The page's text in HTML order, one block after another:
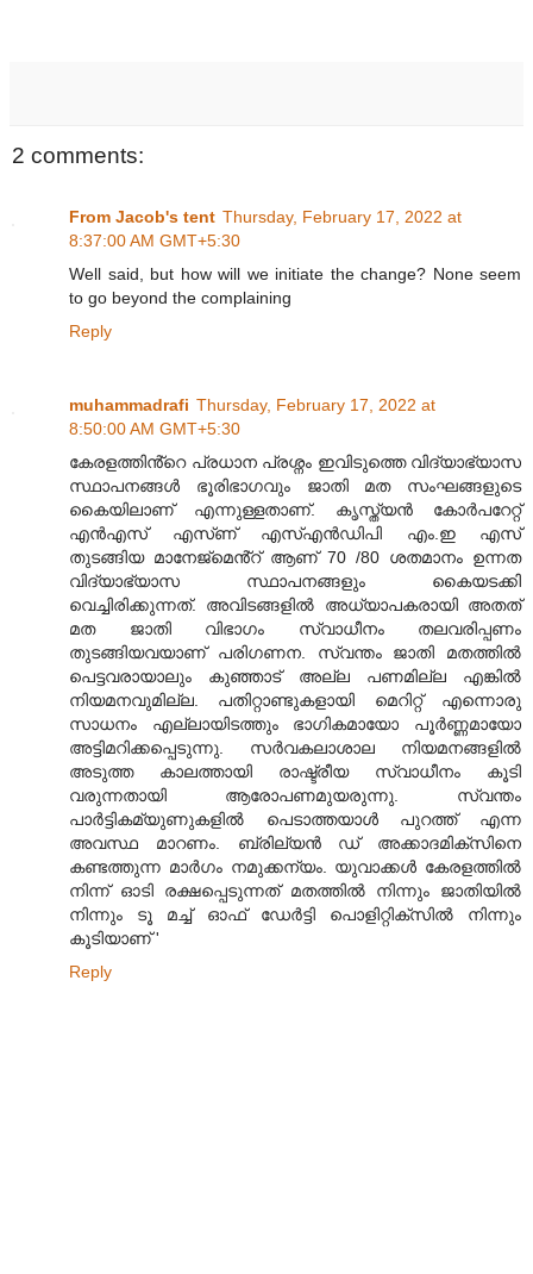
2 comments:
From Jacob's tent Thursday, February 17, 2022 at
8:37:00 AM GMT+5:30
Well said, but how will we initiate the change? None seem
to go beyond the complaining
Reply
muhammadrafi Thursday, February 17, 2022 at
8:50:00 AM GMT+5:30
കേരളത്തിൻ്റെ പ്രധാന പ്രശ്നം ഇവിടുത്തെ വിദ്യാഭ്യാസ
സ്ഥാപനങ്ങൾ ഭൂരിഭാഗവും ജാതി മത സംഘങ്ങളുടെ
കൈയിലാണ് എന്നുള്ളതാണ്. കൃസ്ത്യൻ കോർപറേറ്റ്
എൻഎസ് എസ്ണ് എസ്എൻഡിപി എം.ഇ എസ്
തുടങ്ങിയ മാനേജ്മെൻ്റ് ആണ് 70 /80 ശതമാനം ഉന്നത
വിദ്യാഭ്യാസ സ്ഥാപനങ്ങളും കൈയടക്കി
വെച്ചിരിക്കുന്നത്. അവിടങ്ങളിൽ അധ്യാപകരായി അതത്
മത ജാതി വിഭാഗം സ്വാധീനം തലവരിപ്പണം
തുടങ്ങിയവയാണ് പരിഗണന. സ്വന്തം ജാതി മതത്തിൽ
പെട്ടവരായാലും കുഞ്ഞാട് അല്ല പണമില്ല എങ്കിൽ
നിയമനവുമില്ല. പതിറ്റാണ്ടുകളായി മെറിറ്റ് എന്നൊരു
സാധനം എല്ലായിടത്തും ഭാഗികമായോ പൂർണ്ണമായോ
അട്ടിമറിക്കപ്പെടുന്നു. സർവകലാശാല നിയമനങ്ങളിൽ
അടുത്ത കാലത്തായി രാഷ്ട്രീയ സ്വാധീനം കൂടി
വരുന്നതായി ആരോപണമുയരുന്നു. സ്വന്തം
പാർട്ടികമ്യുണുകളിൽ പെടാത്തയാൾ പുറത്ത് എന്ന
അവസ്ഥ മാറണം. ബ്രില്യൻ ഡ് അക്കാദമിക്സിനെ
കണ്ടത്തുന്ന മാർഗം നമുക്കന്യം. യുവാക്കൾ കേരളത്തിൽ
നിന്ന് ഓടി രക്ഷപ്പെടുന്നത് മതത്തിൽ നിന്നും ജാതിയിൽ
നിന്നും ടൂ മച്ച് ഓഫ് ഡേർട്ടി പൊളിറ്റിക്സിൽ നിന്നും
കൂടിയാണ് '
Reply